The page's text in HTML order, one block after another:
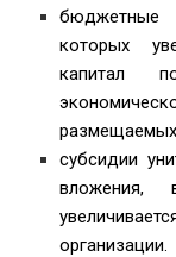
бюджетные
которых
капитал
размещаемых
субсидии
вложения,